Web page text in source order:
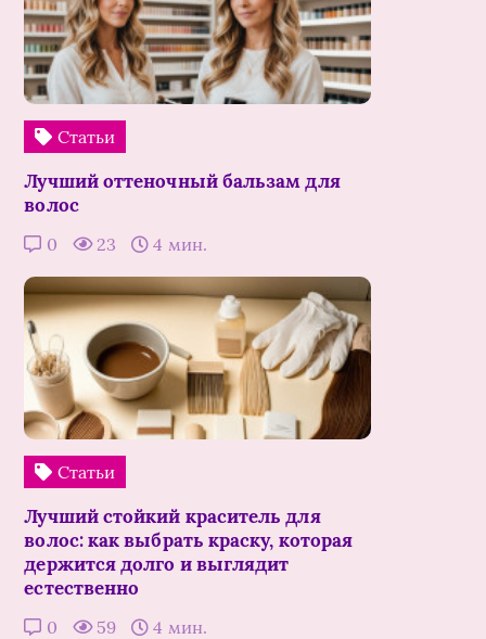
Статьи
Лучший оттеночный бальзам для
волос
0 23 4 мин.
Статьи
Лучший стойкий краситель для
волос: как выбрать краску, которая
держится долго и выглядит
естественно
0 59 4 мин.